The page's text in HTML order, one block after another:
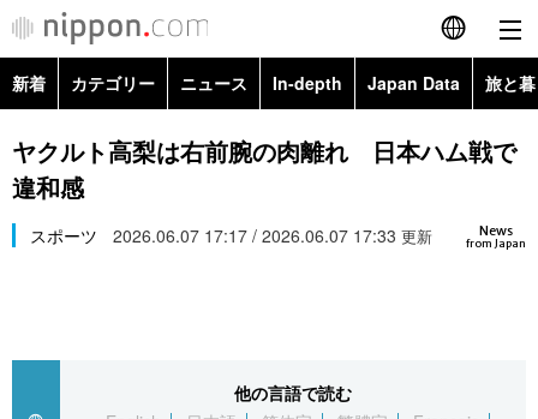
English
简体字
カテゴリー
経済・ビジネス
トップ
In-depth
新着 カテゴリー ニュース In-depth Japan Data 旅と
政治・外交
経済・ビジネス
Topics
ヤクルト高梨は右前腕の肉離れ 日本ハム戦で
違和感
News
from Japan
スポーツ 2026.06.07 17:17 / 2026.06.07 17:33 更新
他の言語で読む